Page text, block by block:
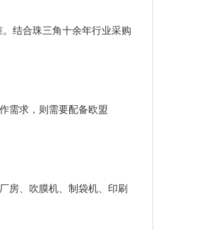
结合珠三角十余年行业采购
需求，则需要配备欧盟
房、吹膜机、制袋机、印刷